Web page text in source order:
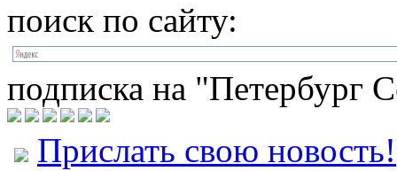
поиск по сайту:
подписка на "Петербург
Прислать свою новость!